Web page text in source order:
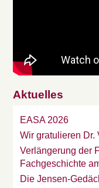
Aktuelles
EASA 2026
Wir gratulieren Dr.
Verlängerung der
Fachgeschichte
Die Jensen-